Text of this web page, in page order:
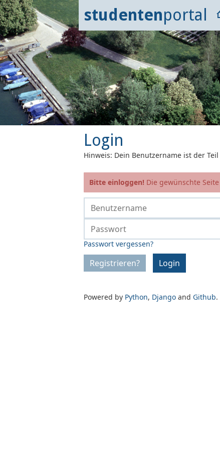
studentenportal
Login
Hinweis: Dein Benutzername ist der
Bitte einloggen! Die gewünschte
Passwort vergessen?
Registrieren? Login
Powered by Python, Django and Github.